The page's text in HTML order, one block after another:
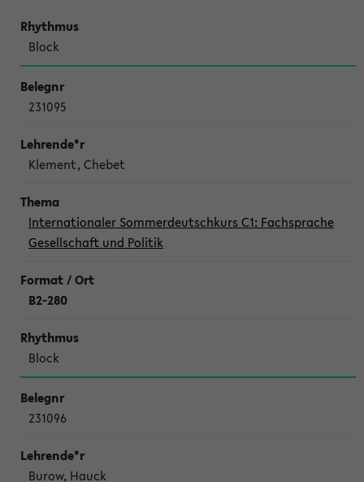
Block
231095
Klement, Chebet
Internationaler Sommerdeutschkurs C1: Fachsprache
Gesellschaft und Politik
B2-280
Block
231096
Burow, Hauck